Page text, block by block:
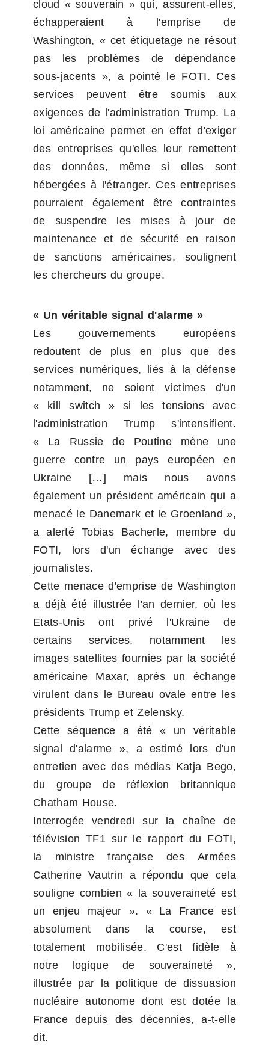
cloud « souverain » qui, assurent-elles,
échapperaient à l'emprise de
Washington, « cet étiquetage ne résout
pas les problèmes de dépendance
sous-jacents », a pointé le FOTI. Ces
services peuvent être soumis aux
exigences de l'administration Trump. La
loi américaine permet en effet d'exiger
des entreprises qu'elles leur remettent
des données, même si elles sont
hébergées à l'étranger. Ces entreprises
pourraient également être contraintes
de suspendre les mises à jour de
maintenance et de sécurité en raison
de sanctions américaines, soulignent
les chercheurs du groupe.
« Un véritable signal d'alarme »
Les gouvernements européens
redoutent de plus en plus que des
services numériques, liés à la défense
notamment, ne soient victimes d'un
« kill switch » si les tensions avec
l'administration Trump s'intensifient.
« La Russie de Poutine mène une
guerre contre un pays européen en
Ukraine […] mais nous avons
également un président américain qui a
menacé le Danemark et le Groenland »,
a alerté Tobias Bacherle, membre du
FOTI, lors d'un échange avec des
journalistes.
Cette menace d'emprise de Washington
a déjà été illustrée l'an dernier, où les
Etats-Unis ont privé l'Ukraine de
certains services, notamment les
images satellites fournies par la société
américaine Maxar, après un échange
virulent dans le Bureau ovale entre les
présidents Trump et Zelensky.
Cette séquence a été « un véritable
signal d'alarme », a estimé lors d'un
entretien avec des médias Katja Bego,
du groupe de réflexion britannique
Chatham House.
Interrogée vendredi sur la chaîne de
télévision TF1 sur le rapport du FOTI,
la ministre française des Armées
Catherine Vautrin a répondu que cela
souligne combien « la souveraineté est
un enjeu majeur ». « La France est
absolument dans la course, est
totalement mobilisée. C'est fidèle à
notre logique de souveraineté »,
illustrée par la politique de dissuasion
nucléaire autonome dont est dotée la
France depuis des décennies, a-t-elle
dit.